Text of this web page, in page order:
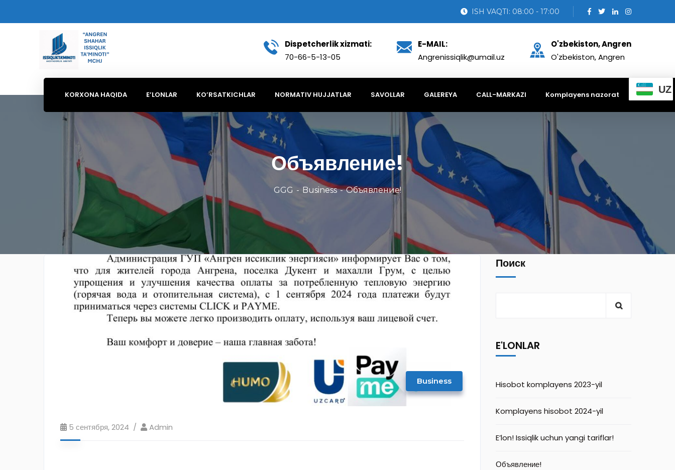
ISH VAQTI: 08:00 - 17:00
Dispetcherlik xizmati:
70-66-5-13-05
E-MAIL:
Angrenissiqlik@umail.uz
O'zbekiston, Angren
O'zbekiston, Angren
KORXONA HAQIDA E’LONLAR KO’RSATKICHLAR NORMATIV HUJJATLAR SAVOLLAR GALEREYA CALL-MARKAZI Komplayens nazorat UZ
Объявление!
GGG Business Объявление!
Business
5 сентября, 2024 Admin
Поиск
E'LONLAR
Hisobot komplayens 2023-yil
Komplayens hisobot 2024-yil
E’lon! Issiqlik uchun yangi tariflar!
Объявление!